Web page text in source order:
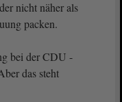
nicht näher als
packen.
bei der CDU -
das steht